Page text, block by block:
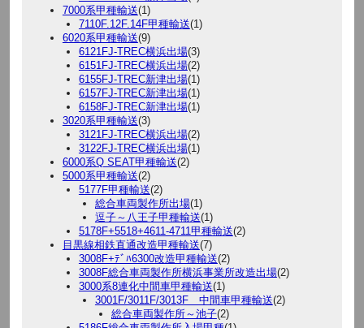
7000系甲種輸送(1)
7110F.12F.14F甲種輸送(1)
6020系甲種輸送(9)
6121FJ-TREC横浜出場(3)
6151FJ-TREC横浜出場(2)
6155FJ-TREC新津出場(1)
6157FJ-TREC新津出場(1)
6158FJ-TREC新津出場(1)
3020系甲種輸送(3)
3121FJ-TREC横浜出場(2)
3122FJ-TREC横浜出場(1)
6000系Q SEAT甲種輸送(2)
5000系甲種輸送(2)
5177F甲種輸送(2)
総合車両製作所出場(1)
逗子～八王子甲種輸送(1)
5178F+5518+4611-4711甲種輸送(2)
目黒線相鉄直通改造甲種輸送(7)
3008F+ﾃﾞﾊ6300改造甲種輸送(2)
3008F総合車両製作所横浜事業所改造出場(2)
3000系8連化中間車甲種輸送(1)
3001F/3011F/3013F 中間車甲種輸送(2)
総合車両製作所～池子(2)